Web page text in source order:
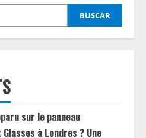
BUSCAR
sur le panneau
à Londres ? Une